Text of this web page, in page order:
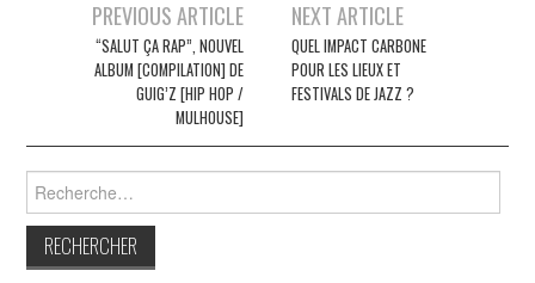
Navigation
articles
PREVIOUS ARTICLE
“SALUT ÇA RAP”, NOUVEL
ALBUM [COMPILATION] DE
GUIG’Z [HIP HOP /
MULHOUSE]
NEXT ARTICLE
QUEL IMPACT CARBONE
POUR LES LIEUX ET
FESTIVALS DE JAZZ ?